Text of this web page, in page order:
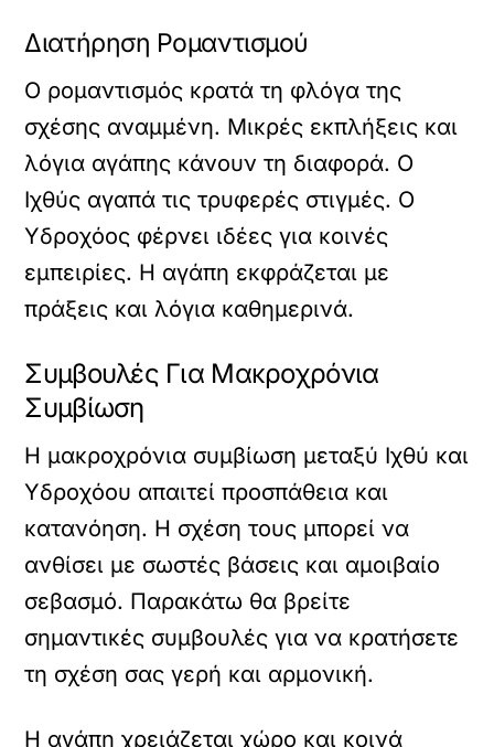
Διατήρηση Ρομαντισμού
Ο ρομαντισμός κρατά τη φλόγα της
σχέσης αναμμένη. Μικρές εκπλήξεις και
λόγια αγάπης κάνουν τη διαφορά. Ο
Ιχθύς αγαπά τις τρυφερές στιγμές. Ο
Υδροχόος φέρνει ιδέες για κοινές
εμπειρίες. Η αγάπη εκφράζεται με
πράξεις και λόγια καθημερινά.
Συμβουλές Για Μακροχρόνια
Συμβίωση
Η μακροχρόνια συμβίωση μεταξύ Ιχθύ και
Υδροχόου απαιτεί προσπάθεια και
κατανόηση. Η σχέση τους μπορεί να
ανθίσει με σωστές βάσεις και αμοιβαίο
σεβασμό. Παρακάτω θα βρείτε
σημαντικές συμβουλές για να κρατήσετε
τη σχέση σας γερή και αρμονική.
Η αγάπη χρειάζεται χώρο και κοινά